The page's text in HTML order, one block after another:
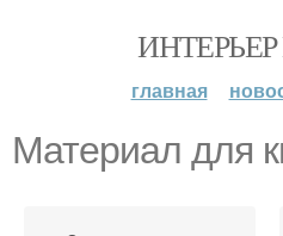
главная
Материал для